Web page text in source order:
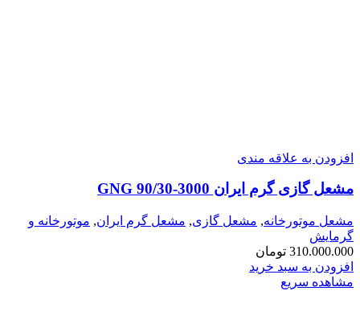
افزودن به علاقه مندی
مشعل گازی گرم ایران GNG 90/30-3000
مشعل موتورخانه, مشعل گازی, مشعل گرم ایران, موتورخانه و
گرمایش
310.000.000 تومان
افزودن به سبد خرید
مشاهده سریع